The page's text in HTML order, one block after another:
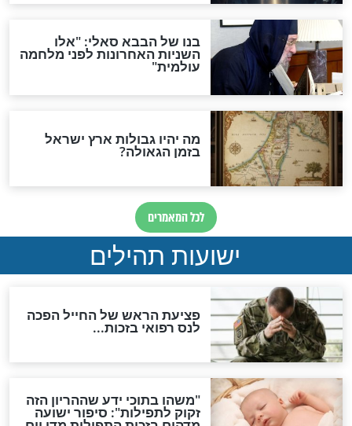
לכל המאמרים
להמתקת הדינים וביטול
גזרות
סגולת ע"ב שמות הקודש